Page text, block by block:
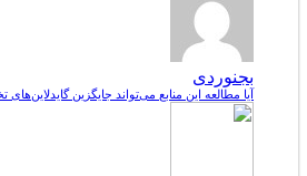
بجنوردی
آیا مطالعه این منابع می‌تواند جایگزین